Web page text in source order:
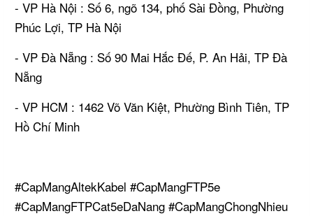
- VP Hà Nội : Số 6, ngõ 134, phố Sài Đồng, Phường
Phúc Lợi, TP Hà Nội
- VP Đà Nẵng : Số 90 Mai Hắc Đế, P. An Hải, TP Đà
Nẵng
- VP HCM : 1462 Võ Văn Kiệt, Phường Bình Tiên, TP
Hồ Chí Minh
#CapMangAltekKabel #CapMangFTP5e
#CapMangFTPCat5eDaNang #CapMangChongNhieu